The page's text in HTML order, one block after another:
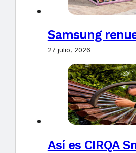
Samsung
27 julio, 2026
Así es CIRQA